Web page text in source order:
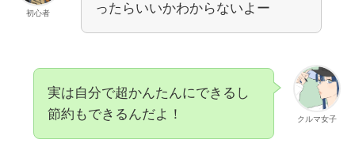
初心者
ったらいいかわからないよー
クルマ女子
実は自分で超かんたんにできるし
節約もできるんだよ！